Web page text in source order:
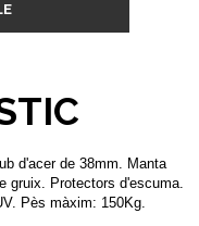
d'acer de 38mm. Manta
gruix. Protectors d'escuma.
Pès màxim: 150Kg.